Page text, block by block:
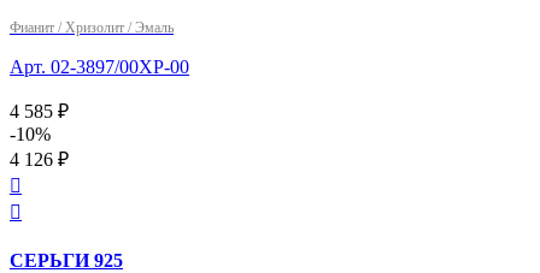
Фианит / Хризолит / Эмаль
Арт. 02-3897/00ХР-00
4 585 ₽
-10%
4 126 ₽


СЕРЬГИ 925